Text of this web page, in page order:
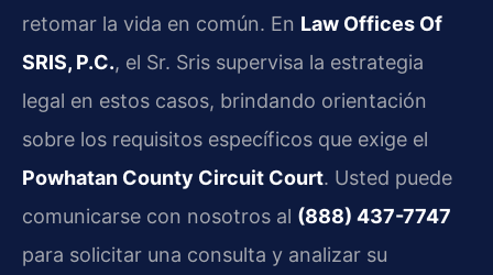
retomar la vida en común. En Law Offices Of
SRIS, P.C., el Sr. Sris supervisa la estrategia
legal en estos casos, brindando orientación
sobre los requisitos específicos que exige el
Powhatan County Circuit Court. Usted puede
comunicarse con nosotros al (888) 437-7747
para solicitar una consulta y analizar su